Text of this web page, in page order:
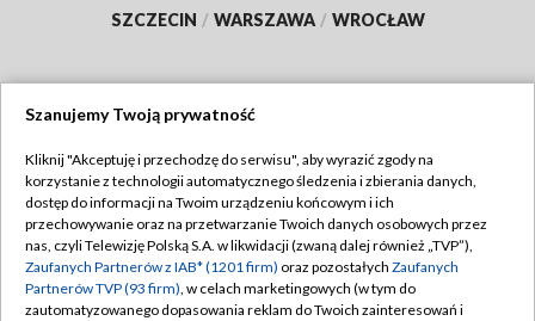
SZCZECIN / WARSZAWA / WROCŁAW
TVP
Abonament TVP
Emisja w TVP
Centrum informacji TVP
Regulamin TVP
Polityka prywatności
Moje zgody
Szanujemy Twoją prywatność
Kliknij "Akceptuję i przechodzę do serwisu", aby wyrazić zgody na
korzystanie z technologii automatycznego śledzenia i zbierania danych,
dostęp do informacji na Twoim urządzeniu końcowym i ich
przechowywanie oraz na przetwarzanie Twoich danych osobowych przez
nas, czyli Telewizję Polską S.A. w likwidacji (zwaną dalej również „TVP”),
Zaufanych Partnerów z IAB* (1201 firm) oraz pozostałych Zaufanych
Partnerów TVP (93 firm), w celach marketingowych (w tym do
zautomatyzowanego dopasowania reklam do Twoich zainteresowań i